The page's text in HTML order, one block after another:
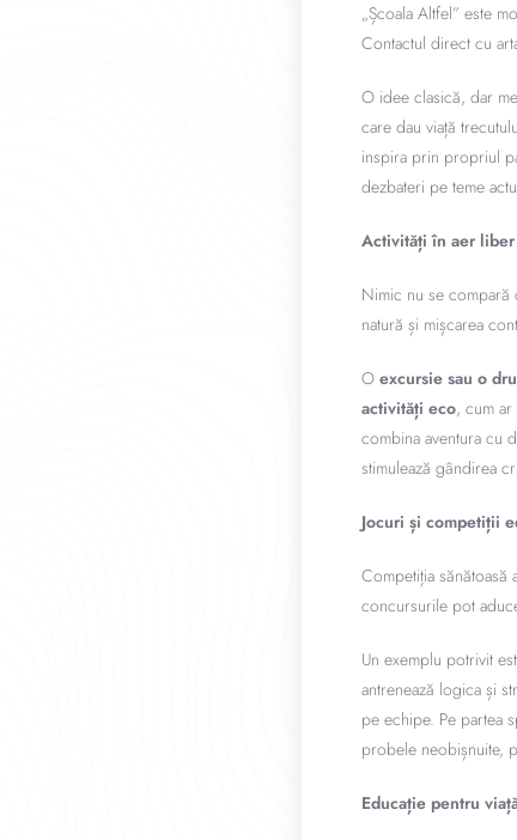
„Școala Altfel” este
Contactul direct cu
O idee clasică, dar
care dau viață
inspira prin propriul
dezbateri pe teme
Activități în aer liber
Nimic nu se compară
natură și mișcarea
O excursie sau o
activități eco, cum
combina aventura cu
stimulează gândirea
Jocuri și competiții
Competiția
concursurile pot
Un exemplu potrivit
antrenează logica și
pe echipe. Pe partea
probele neobișnuite,
Educație pentru